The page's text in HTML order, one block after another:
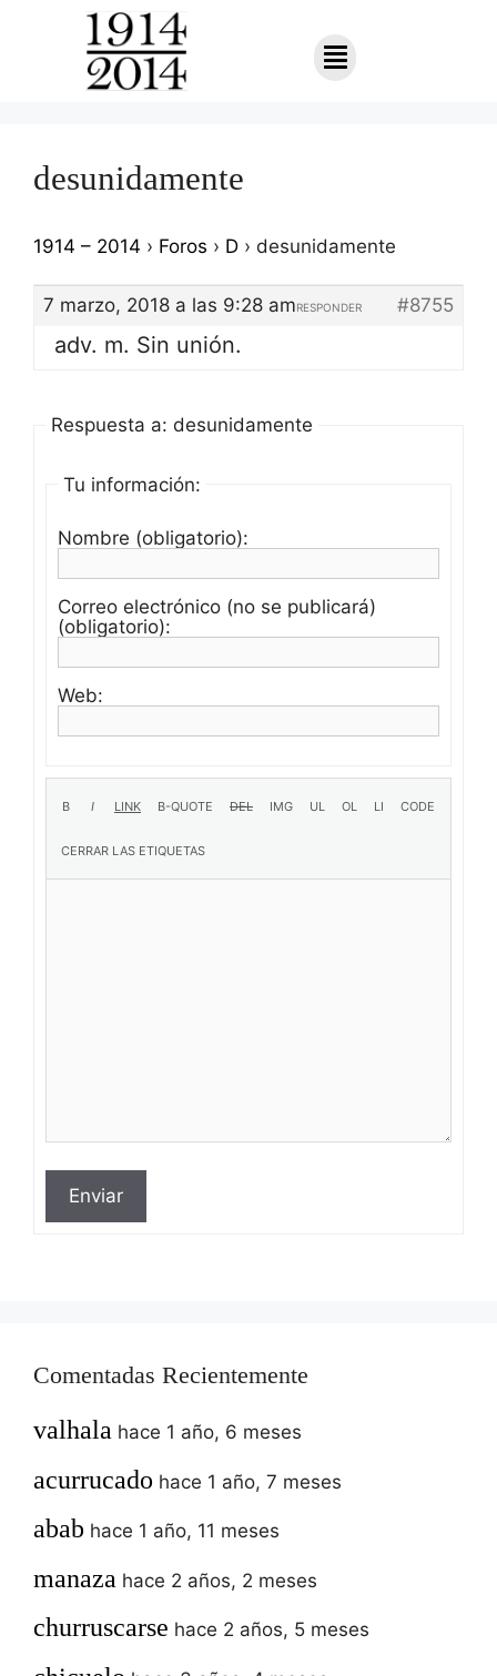
desunidamente
1914 – 2014 › Foros › D › desunidamente
7 marzo, 2018 a las 9:28 am #8755
RESPONDER
adv. m. Sin unión.
Respuesta a: desunidamente
Tu información:
Nombre (obligatorio):
Correo electrónico (no se publicará)
(obligatorio):
Web:
Enviar
Comentadas Recientemente
valhala hace 1 año, 6 meses
acurrucado hace 1 año, 7 meses
abab hace 1 año, 11 meses
manaza hace 2 años, 2 meses
churruscarse hace 2 años, 5 meses